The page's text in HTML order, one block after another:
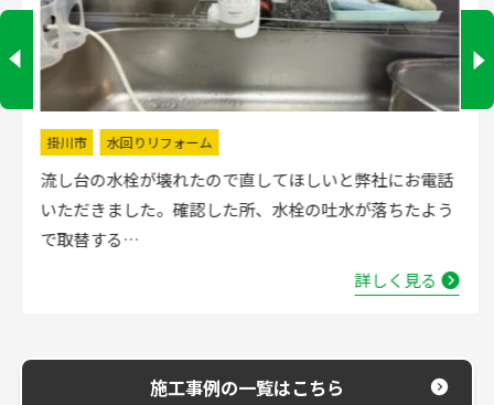
掛川市 水回りリフォーム
流し台の水栓が壊れたので直してほしいと弊社にお電話
いただきました。確認した所、水栓の吐水が落ちたよう
で取替する…
詳しく見る
施工事例の一覧はこちら